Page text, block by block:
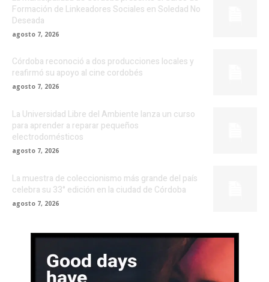
Formación de Linkeadores Sociales en Soledad No
Deseada
agosto 7, 2026
Córdoba reconoció a dos producciones locales y
reafirmó su apoyo al cine cordobés
agosto 7, 2026
La Universidad Libre del Ambiente lanza un curso
para aprender a reparar pequeños
electrodomésticos
agosto 7, 2026
La muestra de coleccionismo más grande del país
celebra su 33° edición en la ciudad de Córdoba
agosto 7, 2026